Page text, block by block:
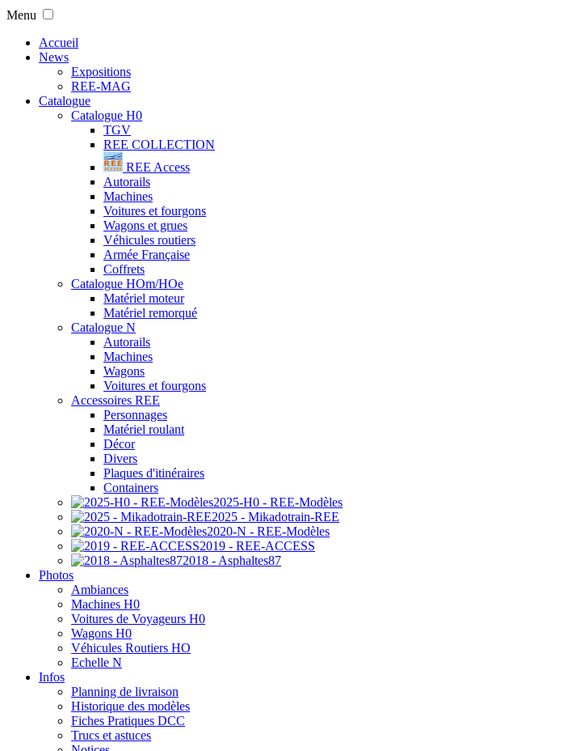
Menu
Accueil
News
Expositions
REE-MAG
Catalogue
Catalogue H0
TGV
REE COLLECTION
REE Access
Autorails
Machines
Voitures et fourgons
Wagons et grues
Véhicules routiers
Armée Française
Coffrets
Catalogue HOm/HOe
Matériel moteur
Matériel remorqué
Catalogue N
Autorails
Machines
Wagons
Voitures et fourgons
Accessoires REE
Personnages
Matériel roulant
Décor
Divers
Plaques d'itinéraires
Containers
2025-H0 - REE-Modèles
2025 - Mikadotrain-REE
2020-N - REE-Modèles
2019 - REE-ACCESS
2018 - Asphaltes87
Photos
Ambiances
Machines H0
Voitures de Voyageurs H0
Wagons H0
Véhicules Routiers HO
Echelle N
Infos
Planning de livraison
Historique des modèles
Fiches Pratiques DCC
Trucs et astuces